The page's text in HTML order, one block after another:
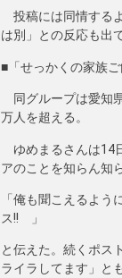
投稿には同情する
は別」との反応も出
■「せっかくの家族ご
同グループは愛知
万人を超える。
ゆめまるさんは14
アのことを知らん知
「俺も聞こえるよ
ス!! 」
と伝えた。続くポス
ライラしてます」と